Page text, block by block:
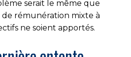
serait le même que
rémunération mixte à
ne soient apportés.